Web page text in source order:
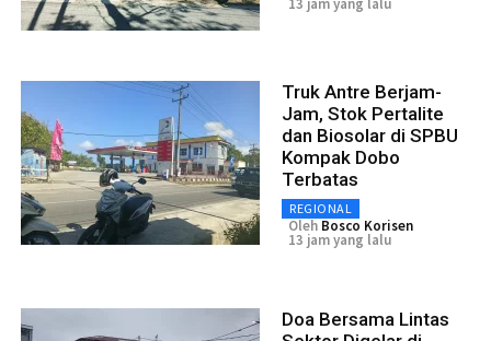
13 jam yang lalu
Truk Antre Berjam-
Jam, Stok Pertalite
dan Biosolar di SPBU
Kompak Dobo
Terbatas
REGIONAL
Oleh Bosco Korisen
13 jam yang lalu
Doa Bersama Lintas